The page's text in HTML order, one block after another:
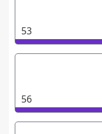
53
56